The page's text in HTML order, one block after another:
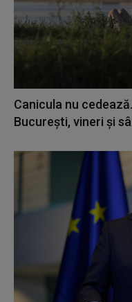
Canicula nu
București, vineri și